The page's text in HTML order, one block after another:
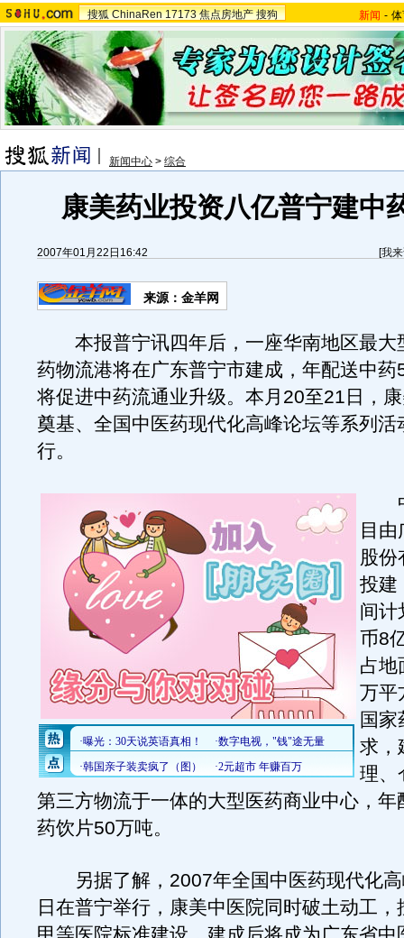
搜狐 ChinaRen 17173 焦点房地产 搜狗 新闻 -
新闻中心 > 综合
康美药业投资八亿普宁建中
2007年01月22日16:42 [我
来源：金羊网
本报普宁讯四年后，一座华南地区最大
药物流港将在广东普宁市建成，年配送中药
将促进中药流通业升级。本月20至21日，
奠基、全国中医药现代化高峰论坛等系列活
行。
中
目
股份
投建
间计
币8
占地
万平
国家
求，
理、
第三方物流于一体的大型医药商业中心，年
药饮片50万吨。
另据了解，2007年全国中医药现代化高
日在普宁举行，康美中医院同时破土动工，